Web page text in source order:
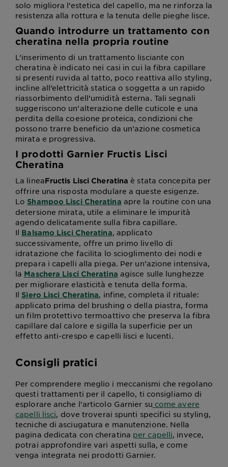
solo migliora l’estetica del capello, ma ne rinforza la
resistenza alla rottura e la tenuta delle pieghe lisce.
Quando introdurre un trattamento con
cheratina nella propria routine
L’inserimento di un trattamento lisciante con
cheratina è indicato nei casi in cui la fibra capillare
si presenti ruvida al tatto, poco reattiva allo styling,
incline all’elettricità statica o soggetta a un rapido
riassorbimento dell’umidità esterna. Tali segnali
suggeriscono un’alterazione delle cuticole e una
perdita della coesione proteica, condizioni che
possono trarre beneficio da un’azione cosmetica
mirata e progressiva.
I prodotti Garnier Fructis Lisci
Cheratina
La lineaFructis Lisci Cheratina è stata concepita per
offrire una risposta modulare a queste esigenze.
Lo Shampoo Lisci Cheratina apre la routine con una
detersione mirata, utile a eliminare le impurità
agendo delicatamente sulla fibra capillare.
Il Balsamo Lisci Cheratina, applicato
successivamente, offre un primo livello di
idratazione che facilita lo scioglimento dei nodi e
prepara i capelli alla piega. Per un’azione intensiva,
la Maschera Lisci Cheratina agisce sulle lunghezze
per migliorare elasticità e tenuta della forma.
Il Siero Lisci Cheratina, infine, completa il rituale:
applicato prima del brushing o della piastra, forma
un film protettivo termoattivo che preserva la fibra
capillare dal calore e sigilla la superficie per un
effetto anti-crespo e capelli lisci e lucenti.
Consigli pratici
Per comprendere meglio i meccanismi che regolano
questi trattamenti per il capello, ti consigliamo di
esplorare anche l’articolo Garnier su come avere
capelli lisci, dove troverai spunti specifici su styling,
tecniche di asciugatura e manutenzione. Nella
pagina dedicata con cheratina per capelli, invece,
potrai approfondire vari aspetti sulla, e come
venga integrata nei prodotti Garnier.